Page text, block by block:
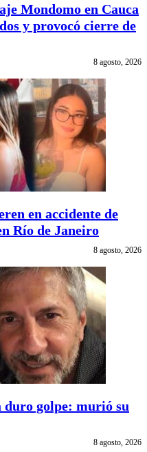
Mondomo en Cauca
y provocó cierre de
8 agosto, 2026
en accidente de
Río de Janeiro
8 agosto, 2026
golpe: murió su
8 agosto, 2026